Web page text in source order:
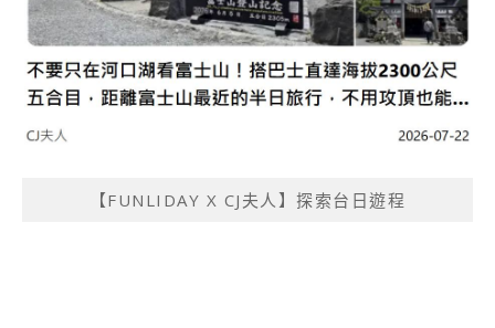
【FUNLIDAY X CJ夫人】探索台日遊程